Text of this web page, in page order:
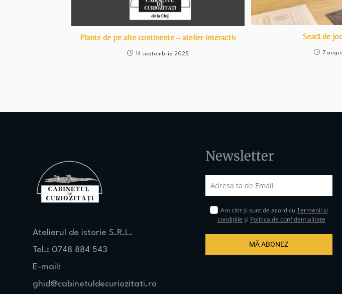
Plante de pe alte continente – atelier interactiv
14 septembrie 2025
Seară de
7
Atelierul de istorie S.R.L.
Tel.: 0748 884 543
E-mail:
ghid@cabinetuldecuriozitati.ro
Newsletter
Am citit și sunt de acord cuTermenii și
condițiile și Politica de confidențialitate
MĂ ABONEZ